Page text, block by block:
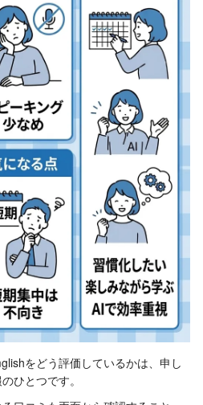
をどう評価しているかは、申し
ひとつです。